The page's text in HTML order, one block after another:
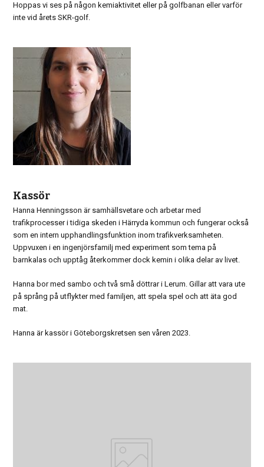
Hoppas vi ses på någon kemiaktivitet eller på golfbanan eller varför
inte vid årets SKR-golf.
Kassör
Hanna Henningsson är samhällsvetare och arbetar med
trafikprocesser i tidiga skeden i Härryda kommun och fungerar också
som en intern upphandlingsfunktion inom trafikverksamheten.
Uppvuxen i en ingenjörsfamilj med experiment som tema på
barnkalas och upptåg återkommer dock kemin i olika delar av livet.
Hanna bor med sambo och två små döttrar i Lerum. Gillar att vara ute
på språng på utflykter med familjen, att spela spel och att äta god
mat.
Hanna är kassör i Göteborgskretsen sen våren 2023.